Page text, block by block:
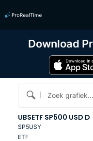
Zoek grafiek...
UBSETF SP500 USD D
SP5USY
ETF
Download